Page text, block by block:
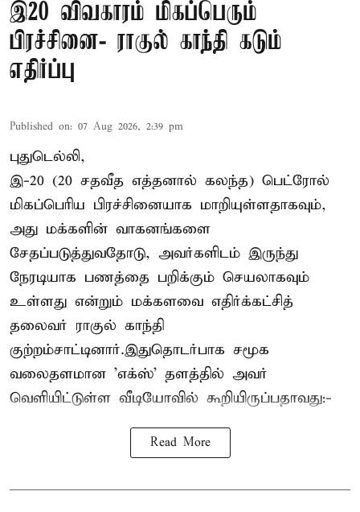
இ20 விவகாரம் மிகப்பெரும்
பிரச்சினை- ராகுல் காந்தி கடும்
எதிர்ப்பு
Published on: 07 Aug 2026, 2:39 pm
புதுடெல்லி,
இ-20 (20 சதவீத எத்தனால் கலந்த) பெட்ரோல்
மிகப்பெரிய பிரச்சினையாக மாறியுள்ளதாகவும்,
அது மக்களின் வாகனங்களை
சேதப்படுத்துவதோடு, அவர்களிடம் இருந்து
நேரடியாக பணத்தை பறிக்கும் செயலாகவும்
உள்ளது என்றும் மக்களவை எதிர்க்கட்சித்
தலைவர் ராகுல் காந்தி
குற்றம்சாட்டினார்.இதுதொடர்பாக சமூக
வலைதளமான 'எக்ஸ்' தளத்தில் அவர்
வெளியிட்டுள்ள வீடியோவில் கூறியிருப்பதாவது:-
Read More